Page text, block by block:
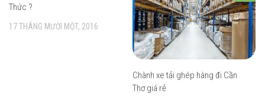
Thức ?
17 THÁNG MƯỜI MỘT, 2016
Chành xe tải ghép hàng đi Cần
Thơ giá rẻ